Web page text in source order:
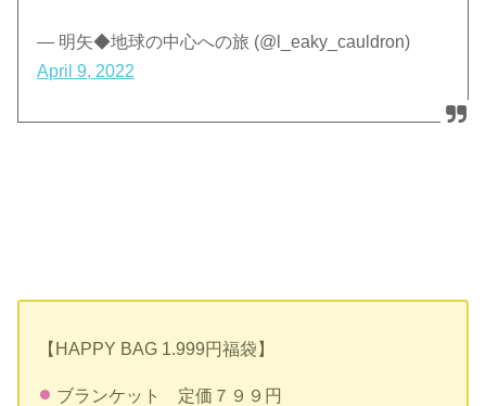
— 明矢◆地球の中心への旅 (@l_eaky_cauldron)
April 9, 2022
【HAPPY BAG 1.999円福袋】
ブランケット 定価７９９円